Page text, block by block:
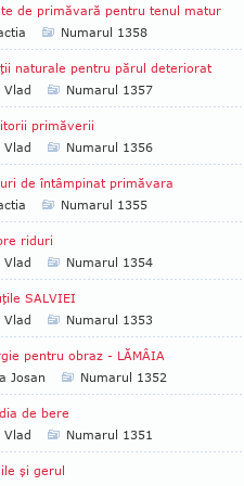
de primăvară pentru tenul matur
Numarul 1358
naturale pentru părul deteriorat
Numarul 1357
primăverii
Numarul 1356
de întâmpinat primăvara
Numarul 1355
riduri
Numarul 1354
SALVIEI
Numarul 1353
pentru obraz - LĂMÂIA
Josan
Numarul 1352
de bere
Numarul 1351
şi gerul